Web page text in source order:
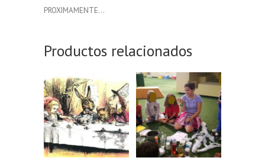
PROXIMAMENTE…
Productos relacionados